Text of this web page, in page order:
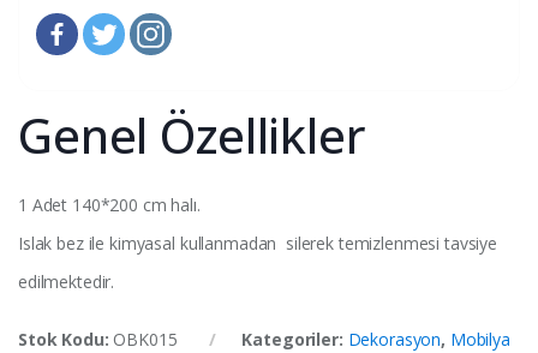
Genel Özellikler
1 Adet 140*200 cm halı.
Islak bez ile kimyasal kullanmadan silerek temizlenmesi tavsiye
edilmektedir.
Stok Kodu: OBK015 Kategoriler: Dekorasyon, Mobilya